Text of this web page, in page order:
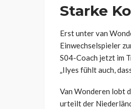
Starke
Erst unter van
Einwechselspieler
S04-Coach jetzt im
„Ilyes fühlt auch,
Van Wonderen lobt
urteilt der